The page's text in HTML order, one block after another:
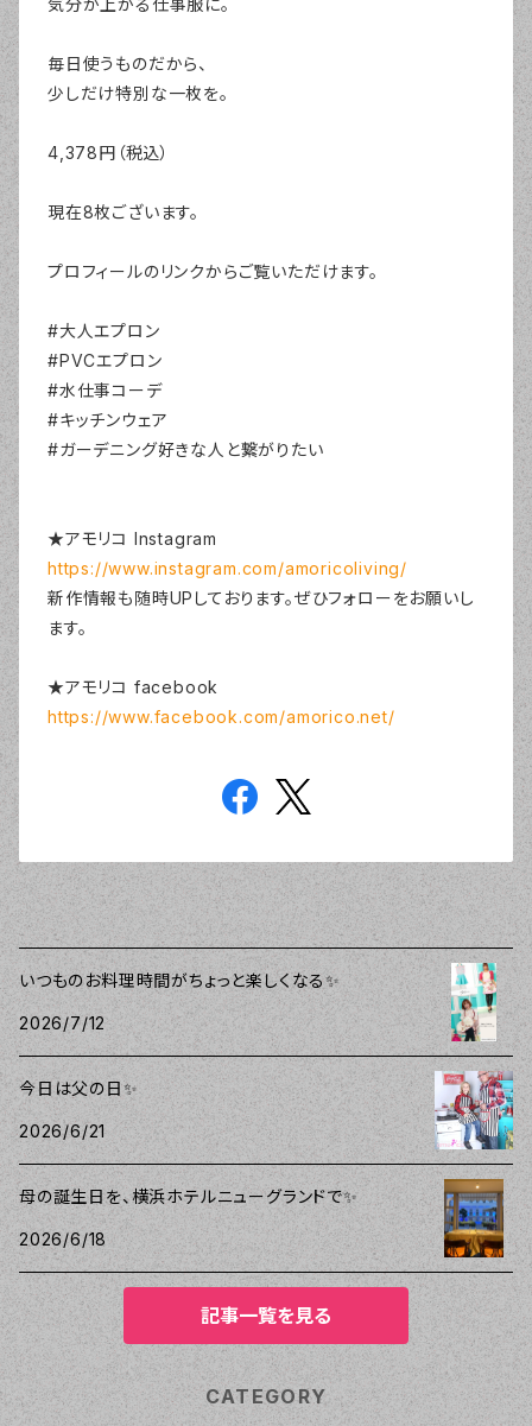
気分が上がる仕事服に。
毎日使うものだから、
少しだけ特別な一枚を。
4,378円（税込）
現在8枚ございます。
プロフィールのリンクからご覧いただけます。
#大人エプロン
#PVCエプロン
#水仕事コーデ
#キッチンウェア
#ガーデニング好きな人と繋がりたい
★アモリコ Instagram
https://www.instagram.com/amoricoliving/
新作情報も随時UPしております。ぜひフォローをお願いし
ます。
★アモリコ facebook
https://www.facebook.com/amorico.net/
いつものお料理時間がちょっと楽しくなる✨
2026/7/12
今日は父の日✨
2026/6/21
母の誕生日を、横浜ホテルニューグランドで✨
2026/6/18
記事一覧を見る
CATEGORY